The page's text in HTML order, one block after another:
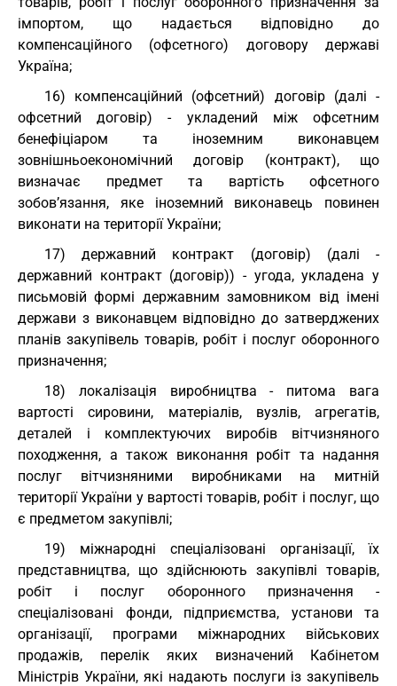
імпортом, що надається відповідно до
компенсаційного (офсетного) договору державі
Україна;
16) компенсаційний (офсетний) договір (далі -
офсетний договір) - укладений між офсетним
бенефіціаром та іноземним виконавцем
зовнішньоекономічний договір (контракт), що
визначає предмет та вартість офсетного
зобов’язання, яке іноземний виконавець повинен
виконати на території України;
17) державний контракт (договір) (далі -
державний контракт (договір)) - угода, укладена у
письмовій формі державним замовником від імені
держави з виконавцем відповідно до затверджених
планів закупівель товарів, робіт і послуг оборонного
призначення;
18) локалізація виробництва - питома вага
вартості сировини, матеріалів, вузлів, агрегатів,
деталей і комплектуючих виробів вітчизняного
походження, а також виконання робіт та надання
послуг вітчизняними виробниками на митній
території України у вартості товарів, робіт і послуг, що
є предметом закупівлі;
19) міжнародні спеціалізовані організації, їх
представництва, що здійснюють закупівлі товарів,
робіт і послуг оборонного призначення -
спеціалізовані фонди, підприємства, установи та
організації, програми міжнародних військових
продажів, перелік яких визначений Кабінетом
Міністрів України, які надають послуги із закупівель